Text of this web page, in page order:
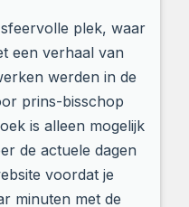
plek, waar
een verhaal van
werden in de
prins-bisschop
is alleen mogelijk
de actuele dagen
voordat je
minuten met de